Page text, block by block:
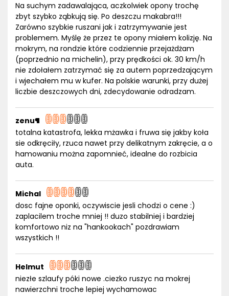
Na suchym zadawalająca, aczkolwiek opony trochę
zbyt szybko ząbkują się. Po deszczu makabra!!!
Zarówno szybkie ruszani jak i zatrzymywanie jest
problemem. Myślę że przez te opony miałem kolizję. Na
mokrym, na rondzie które codziennie przejażdżam
(poprzednio na michelin), przy prędkości ok. 30 km/h
nie zdołałem zatrzymać się za autem poprzedzającym
i wjechałem mu w kufer. Na polskie warunki, przy dużej
liczbie deszczowych dni, zdecydowanie odradzam.
zenu¶
totalna katastrofa, lekka mżawka i fruwa się jakby koła
sie odkręciły, rzuca nawet przy delikatnym zakręcie, a o
hamowaniu można zapomnieć, idealne do rozbicia
auta.
Michal
dosc fajne oponki, oczywiscie jesli chodzi o cene :)
zaplacilem troche mniej !! duzo stabilniej i bardziej
komfortowo niz na "hankookach" pozdrawiam
wszystkich !!
Helmut
niezłe szlaufy póki nowe .ciezko ruszyc na mokrej
nawierzchni troche lepiej wychamowac